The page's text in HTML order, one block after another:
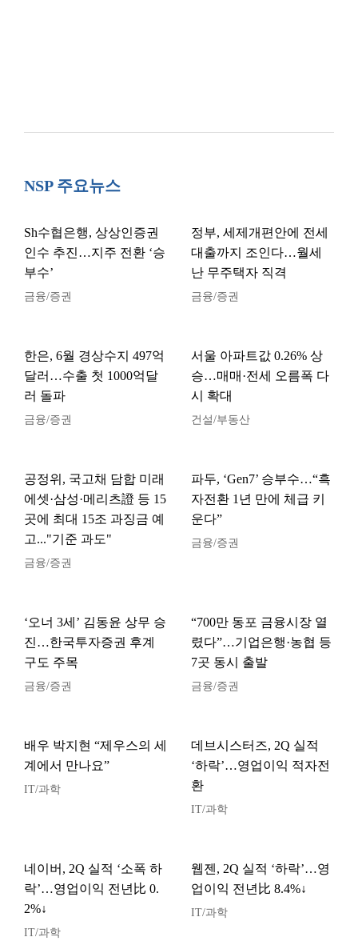
NSP 주요뉴스
Sh수협은행, 상상인증권
인수 추진…지주 전환 ‘승
부수’
금융/증권
정부, 세제개편안에 전세
대출까지 조인다…월세
난 무주택자 직격
금융/증권
한은, 6월 경상수지 497억
달러…수출 첫 1000억달
러 돌파
금융/증권
서울 아파트값 0.26% 상
승…매매·전세 오름폭 다
시 확대
건설/부동산
공정위, 국고채 담합 미래
에셋·삼성·메리츠證 등 15
곳에 최대 15조 과징금 예
고..."기준 과도"
금융/증권
파두, ‘Gen7’ 승부수…“흑
자전환 1년 만에 체급 키
운다”
금융/증권
‘오너 3세’ 김동윤 상무 승
진…한국투자증권 후계
구도 주목
금융/증권
“700만 동포 금융시장 열
렸다”…기업은행·농협 등
7곳 동시 출발
금융/증권
배우 박지현 “제우스의 세
계에서 만나요”
IT/과학
데브시스터즈, 2Q 실적
‘하락’…영업이익 적자전
환
IT/과학
네이버, 2Q 실적 ‘소폭 하
락’…영업이익 전년比 0.
2%↓
IT/과학
웹젠, 2Q 실적 ‘하락’…영
업이익 전년比 8.4%↓
IT/과학